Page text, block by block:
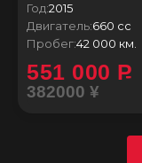
Год:2015
Двигатель:660 сс
Пробег:42 000 км.
551 000 P
382000 ¥